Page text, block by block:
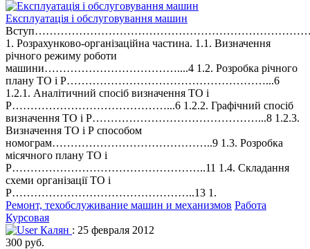
Експлуатація і обслуговування машин
1. Розрахунково-організаційна частина. 1.1. Визначення
річного режиму роботи
машини………………………………....4 1.2. Розробка річного
плану ТО і Р………………………………………………...6
1.2.1. Аналітичний спосіб визначення ТО і
Р……………………………………...6 1.2.2. Графічний спосіб
визначення ТО і Р………………………………………...8 1.2.3.
Визначення ТО і Р способом
номограм……………………………………..9 1.3. Розробка
місячного плану ТО і
Р……………………………………………..11 1.4. Складання
схеми організації ТО і
Р…………………………………………..13 1.
Ремонт, техобслуживание машин и механизмов Работа
Курсовая
Калян : 25 февраля 2012
300 руб.